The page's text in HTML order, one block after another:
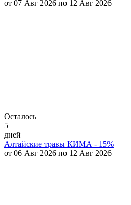
от 07 Авг 2026 по 12 Авг 2026
Осталось
5
дней
Алтайские травы КИМА - 15%
от 06 Авг 2026 по 12 Авг 2026